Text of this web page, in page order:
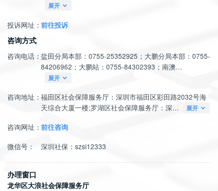
展开
投诉网址：前往投诉
咨询方式
咨询电话：盐田分局本部：0755-25352925；大鹏分局本部：0755-
84206962；大鹏站：0755-84302393；南澳…
展开
咨询地址：福田区社会保障服务厅：深圳市福田区彩田路2032号海
天综合大厦一楼;罗湖区社会保障服务厅：深…
展开
咨询网址：前往咨询
微信号： 深圳社保：szsi12333
办理窗口
龙华区大浪社会保障服务厅